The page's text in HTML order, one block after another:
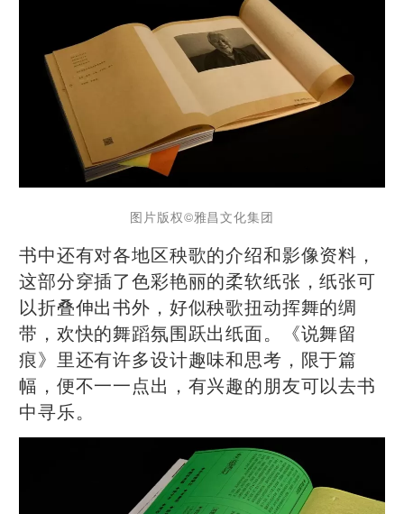
图片版权️©雅昌文化集团
书中还有对各地区秧歌的介绍和影像资料，
这部分穿插了色彩艳丽的柔软纸张，纸张可
以折叠伸出书外，好似秧歌扭动挥舞的绸
带，欢快的舞蹈氛围跃出纸面。《说舞留
痕》里还有许多设计趣味和思考，限于篇
幅，便不一一点出，有兴趣的朋友可以去书
中寻乐。